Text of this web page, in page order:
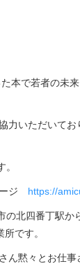
本で若者の未
力いただいて
。
ージ https://
の北四番丁駅か
です。
ん黙々とお仕事